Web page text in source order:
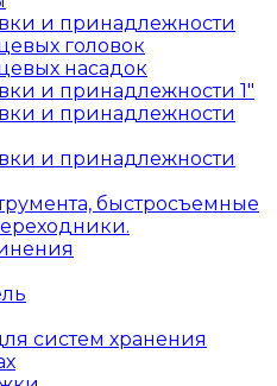
и принадлежности
головок
насадок
и принадлежности 1"
и принадлежности
и принадлежности
быстросъемные
систем хранения